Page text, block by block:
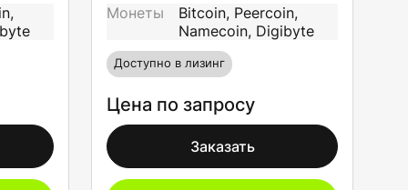
Монеты
Bitcoin, Peercoin,
Namecoin, Digibyte
Доступно в лизинг
Цена по запросу
Заказать